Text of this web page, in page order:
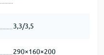
3,3/3,5
290×160×200